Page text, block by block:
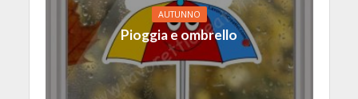
AUTUNNO
Pioggia e ombrello